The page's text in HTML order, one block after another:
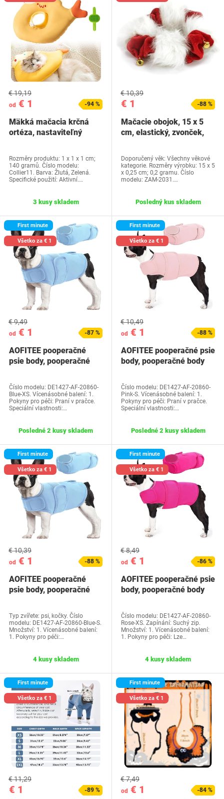
od € 1
€ 19,19
-94 %
Mäkká mačacia krčná
ortéza, nastaviteľný
Rozměry produktu: 1 x 1 x 1 cm;
140 gramů. Číslo modelu:
Collier11. Barva: Žlutá, Zelená.
Specifické použití: Aktivní.…
3 kusy skladem
€ 1
€ 10,39
-88 %
Mačacie obojok, 15 x 5
cm, elastický, zvonček,
Doporučený věk: Všechny věkové
kategorie. Rozměry výrobku: 15 x 5
x 0,25 cm; 0,2 gramu. Číslo
modelu: ZAM-2031.…
Posledný kus skladem
First minute
Všetko za € 1
od € 1
€ 9,49
-87 %
AOFITEE pooperačné
psie body, pooperačné
Číslo modelu: DE1427-AF-20860-
Blue-XS. Vícenásobné balení: 1.
Pokyny pro péči: Praní v pračce.
Speciální vlastnosti:…
Posledné 2 kusy skladem
First minute
Všetko za € 1
od € 1
€ 10,49
-88 %
AOFITEE pooperačné psie
body, pooperačné body
Číslo modelu: DE1427-AF-20860-
Pink-S. Vícenásobné balení: 1.
Pokyny pro péči: Praní v pračce.
Speciální vlastnosti:…
Posledné 2 kusy skladem
First minute
Všetko za € 1
od € 1
€ 10,39
-88 %
AOFITEE pooperačné
psie body, pooperačné
Typ zvířete: psi, kočky. Číslo
modelu: DE1427-AF-20860-Blue-S.
Množství: 1. Vícenásobné balení:
1. Pokyny pro péči:…
4 kusy skladem
First minute
Všetko za € 1
od € 1
€ 8,49
-86 %
AOFITEE pooperačné psie
body, pooperačné body
Číslo modelu: DE1427-AF-20860-
Rose-XS. Zapínání: Suchý zip.
Množství: 1. Vícenásobné balení:
1. Pokyny pro péči: Lze…
4 kusy skladem
First minute
Všetko za € 1
€ 1
€ 11,29
-89 %
First minute
Všetko za € 1
od € 1
€ 7,49
-84 %